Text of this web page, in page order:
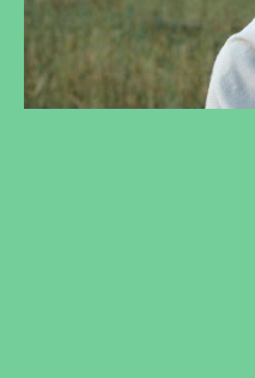
A PROPOS DE